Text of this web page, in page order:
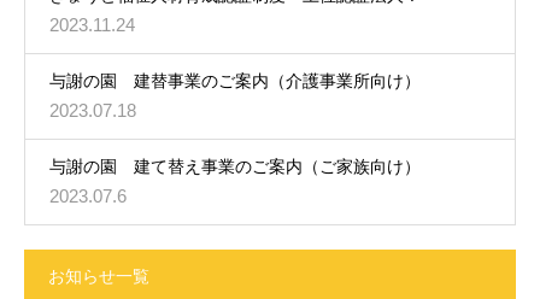
2023.11.24
与謝の園 建替事業のご案内（介護事業所向け）
2023.07.18
与謝の園 建て替え事業のご案内（ご家族向け）
2023.07.6
お知らせ一覧